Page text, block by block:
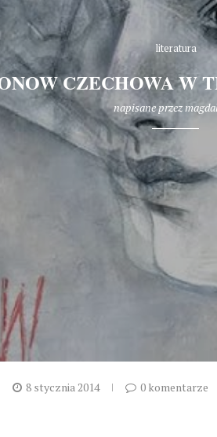
literatura
CZECHOWA W
napisane przez
8 stycznia 2014 0 komentarze